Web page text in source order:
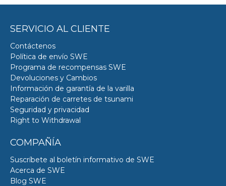
SERVICIO AL CLIENTE
Contáctenos
Política de envío SWE
Programa de recompensas SWE
Devoluciones y Cambios
Información de garantía de la varilla
Reparación de carretes de tsunami
Seguridad y privacidad
Right to Withdrawal
COMPAÑÍA
Suscríbete al boletín informativo de SWE
Acerca de SWE
Blog SWE